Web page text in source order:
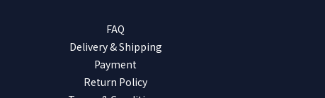
FAQ
Delivery & Shipping
Payment
Return Policy